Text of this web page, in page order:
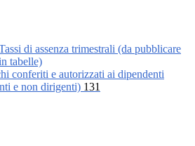
di assenza trimestrali (da pubblicare
tabelle)
conferiti e autorizzati ai dipendenti
e non dirigenti) 131